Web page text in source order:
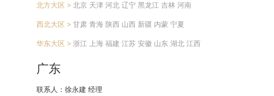
北方大区 > 北京 天津 河北 辽宁 黑龙江 吉林 河南
西北大区 > 甘肃 青海 陕西 山西 新疆 内蒙 宁夏
华东大区 > 浙江 上海 福建 江苏 安徽 山东 湖北 江西
广东
联系人：徐永建 经理